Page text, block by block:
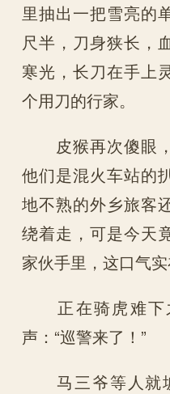
里抽出一把雪亮的
尺半，刀身狭长，
寒光，长刀在手上
个用刀的行家。
皮猴再次傻眼，
他们是混火车站的
地不熟的外乡旅客
绕着走，可是今天
家伙手里，这口气实
正在骑虎难下
声：“巡警来了！”
马三爷等人就